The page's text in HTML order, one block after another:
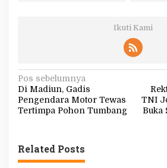
Ikuti Kami
N
a
v
g
Pos sebelumnya
Di Madiun, Gadis
Pengendara Motor Tewas
Tertimpa Pohon Tumbang
TNI
Buka
Related Posts